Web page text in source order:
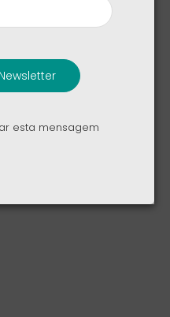
esta mensagem